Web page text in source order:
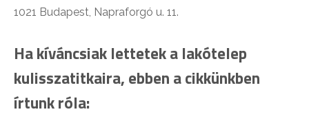
1021 Budapest, Napraforgó u. 11.
Ha kíváncsiak lettetek a lakótelep
kulisszatitkaira, ebben a cikkünkben
írtunk róla: